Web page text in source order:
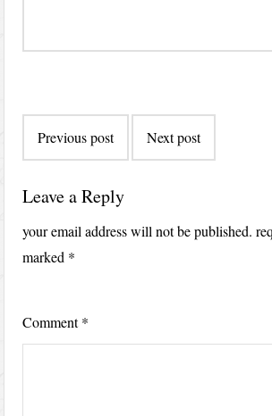
navigation
Previous post Next post
Leave a Reply
your email address will not be published.
marked *
Comment*